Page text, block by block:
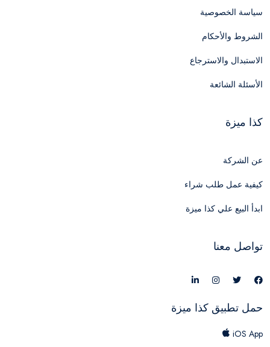
سياسة الخصوصية
الشروط والأحكام
الاستبدال والاسترجاع
الأسئلة الشائعة
كذا ميزة
عن الشركة
كيفية عمل طلب شراء
ابدأ البيع علي كذا ميزة
تواصل معنا
حمل تطبيق كذا ميزة
iOS App